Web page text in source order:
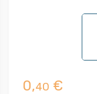
0,40 €